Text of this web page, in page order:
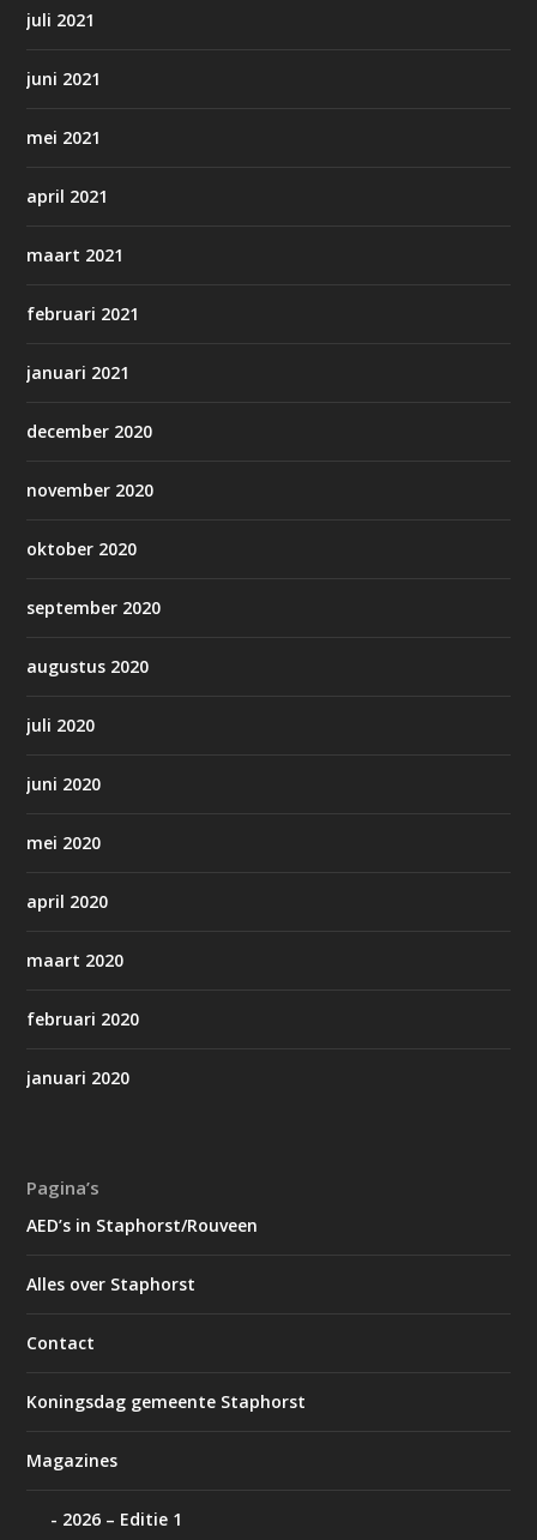
juli 2021
juni 2021
mei 2021
april 2021
maart 2021
februari 2021
januari 2021
december 2020
november 2020
oktober 2020
september 2020
augustus 2020
juli 2020
juni 2020
mei 2020
april 2020
maart 2020
februari 2020
januari 2020
Pagina’s
AED’s in Staphorst/Rouveen
Alles over Staphorst
Contact
Koningsdag gemeente Staphorst
Magazines
2026 – Editie 1